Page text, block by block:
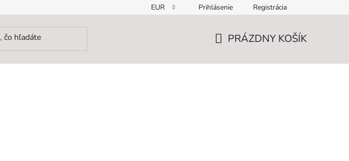
EUR Prihlásenie Registrácia
PRÁZDNY KOŠÍK